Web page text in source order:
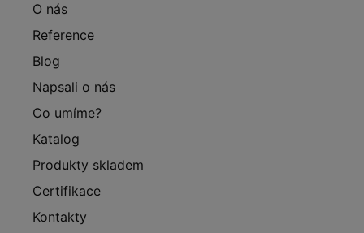
O nás
Reference
Blog
Napsali o nás
Co umíme?
Katalog
Produkty skladem
Certifikace
Kontakty